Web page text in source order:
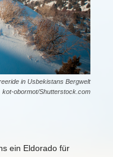
in Usbekistans Bergwelt
kot-obormot/Shutterstock.com
ein Eldorado für